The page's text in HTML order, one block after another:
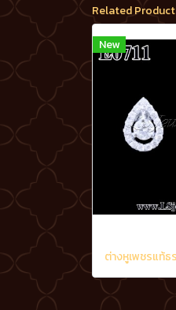
Related Product
New